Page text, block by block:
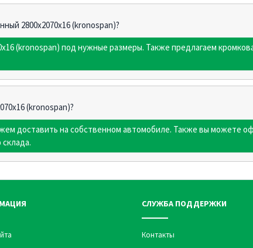
2800х2070х16 (kronospan)?
(kronospan) под нужные размеры. Также предлагаем
(kronospan)?
доставить на собственном автомобиле. Также вы можете
СЛУЖБА ПОДДЕРЖКИ
Контакты